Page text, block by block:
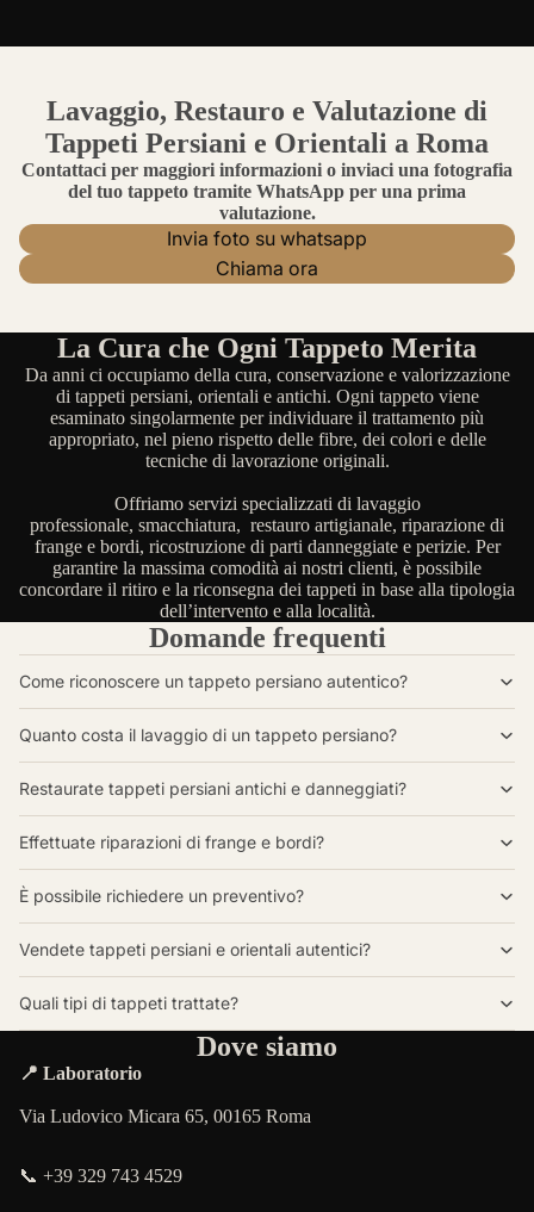
Lavaggio, Restauro e Valutazione di
Tappeti Persiani e Orientali a Roma
Contattaci per maggiori informazioni o inviaci una fotografia
del tuo tappeto tramite WhatsApp per una prima
valutazione.
Invia foto su whatsapp
Chiama ora
La Cura che Ogni Tappeto Merita
Da anni ci occupiamo della cura, conservazione e valorizzazione
di tappeti persiani, orientali e antichi. Ogni tappeto viene
esaminato singolarmente per individuare il trattamento più
appropriato, nel pieno rispetto delle fibre, dei colori e delle
tecniche di lavorazione originali.
Offriamo servizi specializzati di lavaggio
professionale, smacchiatura, restauro artigianale, riparazione di
frange e bordi, ricostruzione di parti danneggiate e perizie. Per
garantire la massima comodità ai nostri clienti, è possibile
concordare il ritiro e la riconsegna dei tappeti in base alla tipologia
dell’intervento e alla località.
Domande frequenti
Come riconoscere un tappeto persiano autentico?
Quanto costa il lavaggio di un tappeto persiano?
Restaurate tappeti persiani antichi e danneggiati?
Effettuate riparazioni di frange e bordi?
È possibile richiedere un preventivo?
Vendete tappeti persiani e orientali autentici?
Quali tipi di tappeti trattate?
Dove siamo
📍 Laboratorio
Via Ludovico Micara 65, 00165 Roma
📞 +39 329 743 4529